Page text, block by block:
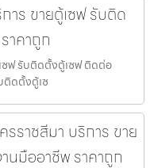
าร ขายตู้เซฟ รับติด
าคาถูก
ซฟ รับติดตั้งตู้เซฟ ติดต่อ
ติดตั้งตู้เซ
ราชสีมา บริการ ขาย
นมืออาชีพ ราคาถูก